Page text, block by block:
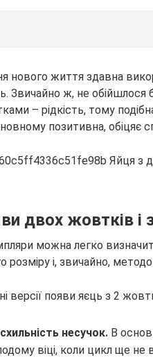
нового життя здавна
Звичайно ж, не обійшлося
– рідкість, тому
позитивна, обіцяє
двох жовтків і
можна легко
розміру і, звичайно,
версії появи яєць з 2
несучок. В
віці, коли цикл ще не